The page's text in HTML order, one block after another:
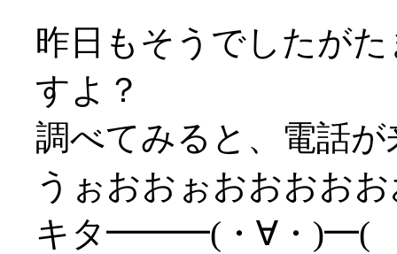
昨日もそうでしたが
すよ？
調べてみると、電話
うぉおおぉおおおお
キタ━━━(・∀・)━(